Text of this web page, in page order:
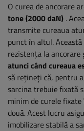
O curea de ancorare
tone (2000 daN) .
transmite cureaua
punct în altul.
rezistența la ancorare
atunci când cureaua
să rețineți că, pentru
sarcina trebuie fixată
minim de curele
două. Acest lucru
imobilizare stabilă a